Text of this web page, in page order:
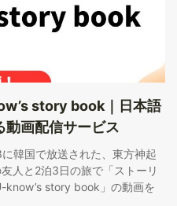
story book｜日本語
動画配信サービス
韓国で放送された、東方神起
人と2泊3日の旅で「ストーリ
know’s story book」の動画を